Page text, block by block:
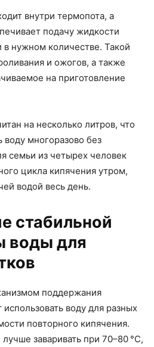
внутри термопота, а
подачу жидкости
нужном количестве. Такой
и ожогов, а также
на приготовление
на несколько литров, что
воду многоразово без
семьи из четырех человек
цикла кипячения утром,
водой весь день.
стабильной
воды для
поддержания
воду для разных
повторного кипячения.
заваривать при 70–80 °C,